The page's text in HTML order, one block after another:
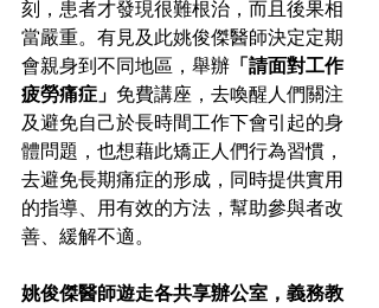
刻，患者才發現很難根治，而且後果相
當嚴重。有見及此姚俊傑醫師決定定期
會親身到不同地區，舉辦 「請面對工作
疲勞痛症」 免費講座，去喚醒人們關注
及避免自己於長時間工作下會引起的身
體問題，也想藉此矯正人們行為習慣，
去避免長期痛症的形成，同時提供實用
的指導、用有效的方法，幫助參與者改
善、緩解不適。
姚俊傑醫師遊走各共享辦公室，義務教